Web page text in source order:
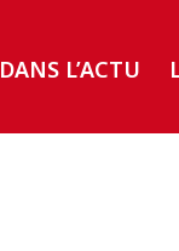
DANS L’ACTU